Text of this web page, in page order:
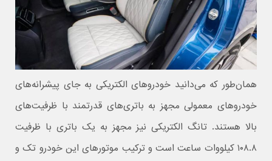
همان‌طور که می‌دانید خودروهای الکتریکی به جای پیشرانه‌های
خودروهای معمولی مجهز به باتری‌های قدرتمند با ظرفیت‌های
بالا هستند. تانگ الکتریکی نیز مجهز به یک باتری با ظرفیت
۱۰۸.۸ کیلووات ساعت است و ترکیب موتورهای این خودرو تک و